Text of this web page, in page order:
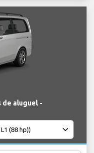
de aluguel -